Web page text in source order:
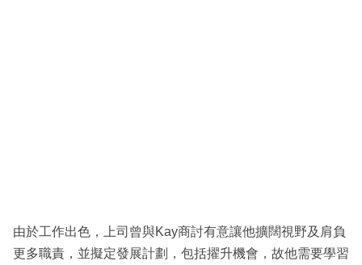
由於工作出色，上司曾與Kay商討有意讓他擴闊視野及肩負
更多職責，並擬定發展計劃，包括擢升機會，故他需要學習